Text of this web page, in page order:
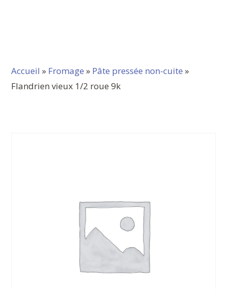
Accueil » Fromage » Pâte pressée non-cuite »
Flandrien vieux 1/2 roue 9k